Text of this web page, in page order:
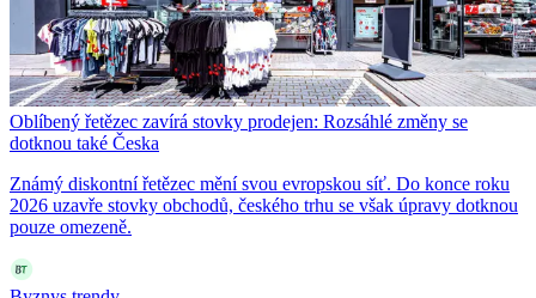
Oblíbený řetězec zavírá stovky prodejen: Rozsáhlé změny se
dotknou také Česka
Známý diskontní řetězec mění svou evropskou síť. Do konce roku
2026 uzavře stovky obchodů, českého trhu se však úpravy dotknou
pouze omezeně.